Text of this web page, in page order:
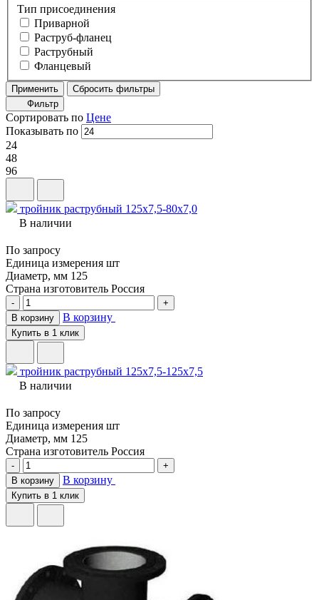
Тип присоединения
Приварной
Раструб-фланец
Раструбный
Фланцевый
Применить
Сбросить фильтры
Фильтр
Сортировать по Цене
Показывать по
24
48
96
тройник раструбный 125х7,5-80х7,0
В наличии
По запросу
Единица измерения шт
Диаметр, мм 125
Страна изготовитель Россия
-
+
В корзину
В корзину
Купить в 1 клик
тройник раструбный 125х7,5-125х7,5
В наличии
По запросу
Единица измерения шт
Диаметр, мм 125
Страна изготовитель Россия
-
+
В корзину
В корзину
Купить в 1 клик